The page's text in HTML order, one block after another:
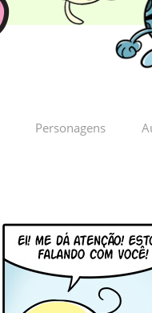
Personagens